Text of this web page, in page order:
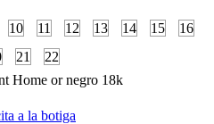
10 11 12 13 14 15
16
21
22
Home or negro 18k
a la botiga